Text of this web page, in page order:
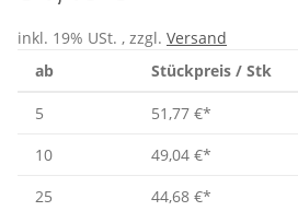
inkl. 19% USt. , zzgl. Versand
ab
Stückpreis / Stk
5 51,77 €*
10
49,04 €*
25
44,68 €*